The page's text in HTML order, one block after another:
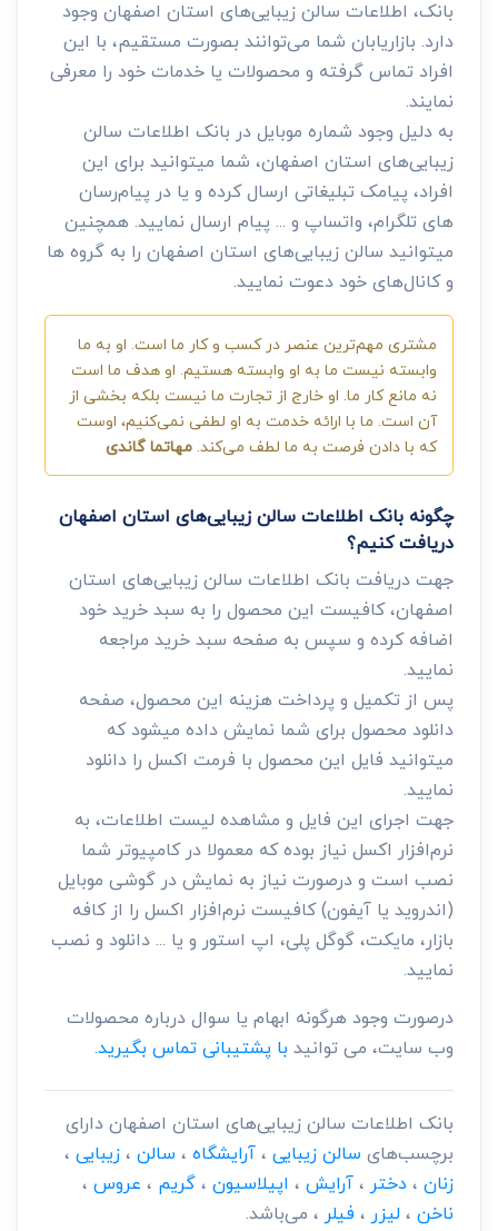
بانک، اطلاعات سالن زیبایی‌های استان اصفهان وجود
دارد. بازاریابان شما می‌توانند بصورت مستقیم، با این
افراد تماس گرفته و محصولات یا خدمات خود را معرفی
نمایند.
به دلیل وجود شماره موبایل در بانک اطلاعات سالن
زیبایی‌های استان اصفهان، شما میتوانید برای این
افراد، پیامک تبلیغاتی ارسال کرده و یا در پیام‌رسان
های تلگرام، واتساپ و ... پیام ارسال نمایید. همچنین
میتوانید سالن زیبایی‌های استان اصفهان را به گروه ها
و کانال‌های خود دعوت نمایید.
مشتری مهم‌ترین عنصر در کسب و کار ما است. او به ما
وابسته نیست ما به او وابسته هستیم. او هدف ما است
نه مانع کار ما. او خارج از تجارت ما نیست بلکه بخشی از
آن است. ما با ارائه خدمت به او لطفی نمی‌کنیم، اوست
که با دادن فرصت به ما لطف می‌کند. مهاتما گاندی
چگونه بانک اطلاعات سالن زیبایی‌های استان اصفهان
دریافت کنیم؟
جهت دریافت بانک اطلاعات سالن زیبایی‌های استان
اصفهان، کافیست این محصول را به سبد خرید خود
اضافه کرده و سپس به صفحه سبد خرید مراجعه
نمایید.
پس از تکمیل و پرداخت هزینه این محصول، صفحه
دانلود محصول برای شما نمایش داده میشود که
میتوانید فایل این محصول با فرمت اکسل را دانلود
نمایید.
جهت اجرای این فایل و مشاهده لیست اطلاعات، به
نرم‌افزار اکسل نیاز بوده که معمولا در کامپیوتر شما
نصب است و درصورت نیاز به نمایش در گوشی موبایل
(اندروید یا آیفون) کافیست نرم‌افزار اکسل را از کافه
بازار، مایکت، گوگل پلی، اپ استور و یا ... دانلود و نصب
نمایید.
درصورت وجود هرگونه ابهام یا سوال درباره محصولات
وب سایت، می توانید با پشتیبانی تماس بگیرید.
بانک اطلاعات سالن زیبایی‌های استان اصفهان دارای
برچسب‌های سالن زیبایی ،آرایشگاه ، سالن ،زیبایی ،
زنان ،دختر ،آرایش ، اپیلاسیون ،گریم ، عروس ،
ناخن ،لیزر ، فیلر ، می‌باشد.